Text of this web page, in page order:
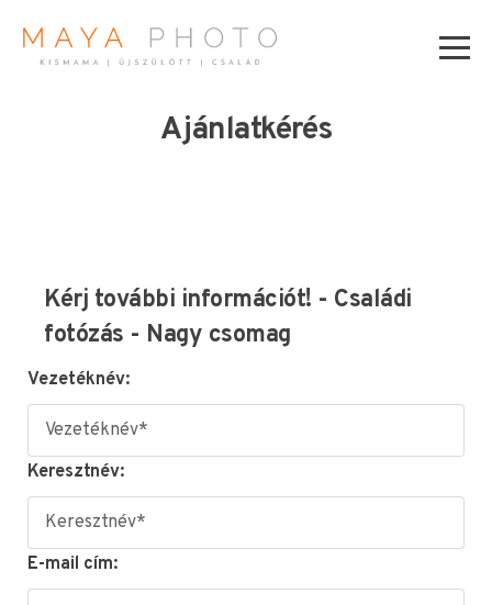
Ajánlatkérés
Kérj további információt! - Családi
fotózás - Nagy csomag
Vezetéknév:
Keresztnév:
E-mail cím: